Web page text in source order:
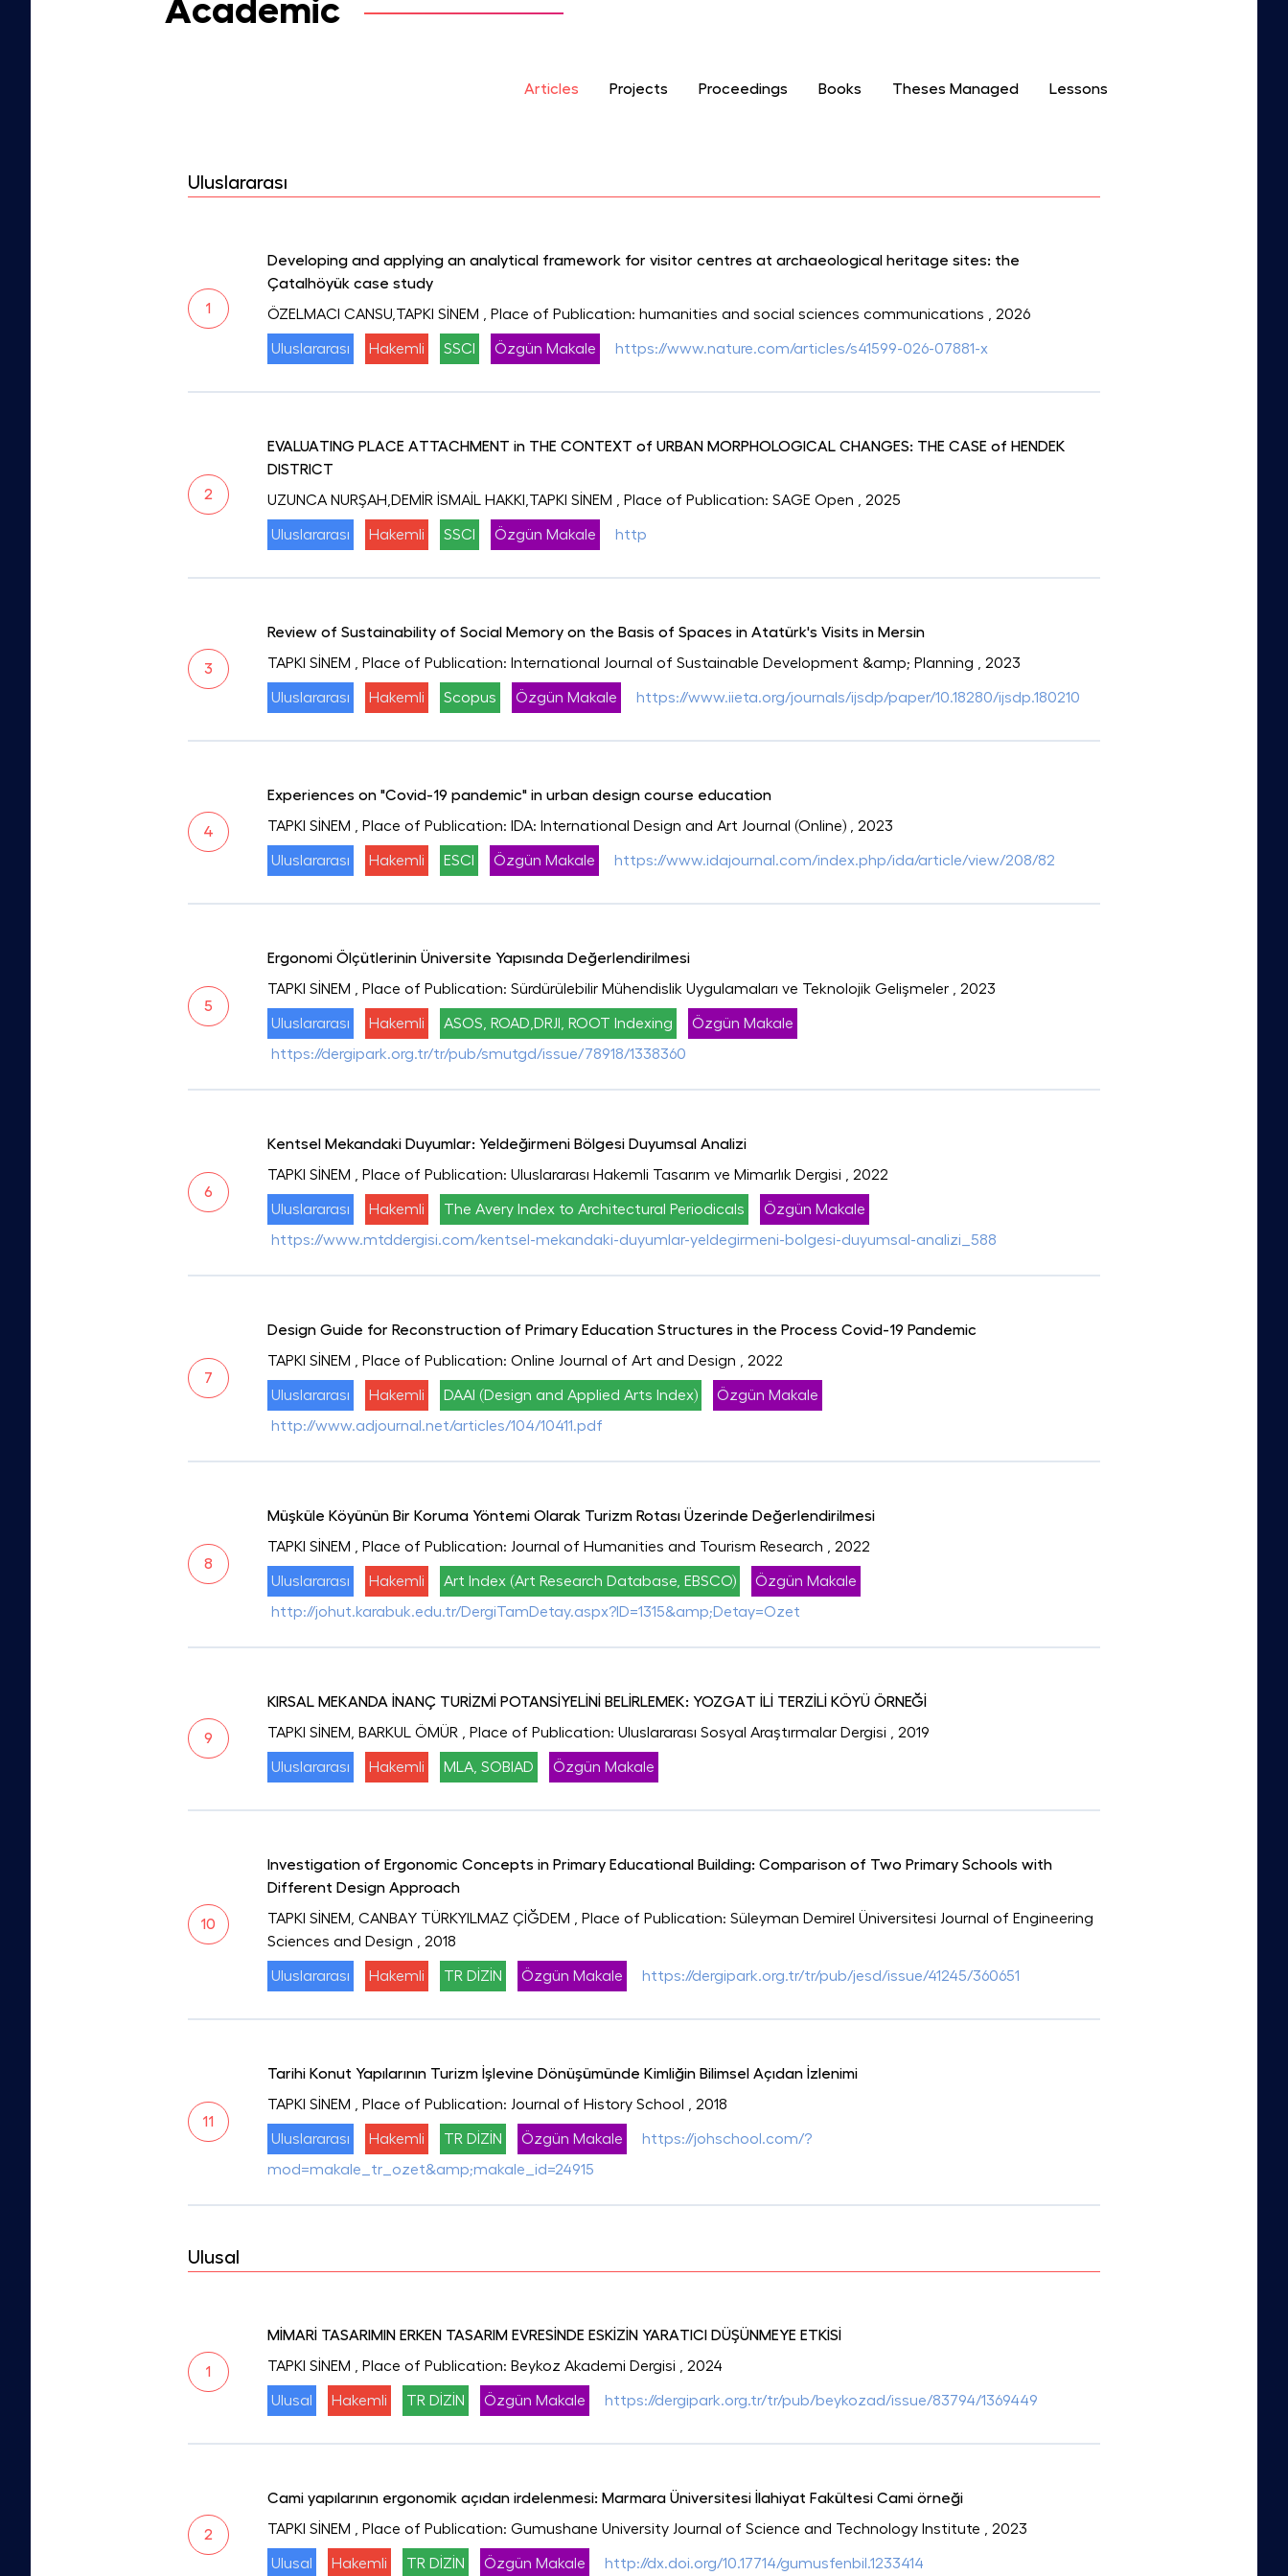
Academic
Articles Projects Proceedings Books Theses Managed Lessons
Uluslararası
1
Developing and applying an analytical framework for visitor centres at archaeological heritage sites: the
Çatalhöyük case study
ÖZELMACI CANSU,TAPKI SİNEM
, Place of Publication: humanities and social sciences communications , 2026
Uluslararası Hakemli SSCI Özgün Makale https://www.nature.com/articles/s41599-026-07881-x
2
EVALUATING PLACE ATTACHMENT in THE CONTEXT of URBAN MORPHOLOGICAL CHANGES: THE CASE of HENDEK
DISTRICT
UZUNCA NURŞAH,DEMİR İSMAİL HAKKI,TAPKI SİNEM
, Place of Publication: SAGE Open , 2025
Uluslararası Hakemli SSCI Özgün Makale http
3
Review of Sustainability of Social Memory on the Basis of Spaces in Atatürk's Visits in Mersin
TAPKI SİNEM
, Place of Publication: International Journal of Sustainable Development &amp; Planning , 2023
Uluslararası Hakemli Scopus Özgün Makale https://www.iieta.org/journals/ijsdp/paper/10.18280/ijsdp.180210
4
Experiences on "Covid-19 pandemic" in urban design course education
TAPKI SİNEM
, Place of Publication: IDA: International Design and Art Journal (Online) , 2023
Uluslararası Hakemli ESCI Özgün Makale https://www.idajournal.com/index.php/ida/article/view/208/82
5
Ergonomi Ölçütlerinin Üniversite Yapısında Değerlendirilmesi
TAPKI SİNEM
, Place of Publication: Sürdürülebilir Mühendislik Uygulamaları ve Teknolojik Gelişmeler , 2023
Uluslararası Hakemli ASOS, ROAD,DRJI, ROOT Indexing
Özgün Makale
https://dergipark.org.tr/tr/pub/smutgd/issue/78918/1338360
6
Kentsel Mekandaki Duyumlar: Yeldeğirmeni Bölgesi Duyumsal Analizi
TAPKI SİNEM
, Place of Publication: Uluslararası Hakemli Tasarım ve Mimarlık Dergisi , 2022
Uluslararası Hakemli The Avery Index to Architectural Periodicals
Özgün Makale
https://www.mtddergisi.com/kentsel-mekandaki-duyumlar-yeldegirmeni-bolgesi-duyumsal-analizi_588
7
Design Guide for Reconstruction of Primary Education Structures in the Process Covid-19 Pandemic
TAPKI SİNEM
, Place of Publication: Online Journal of Art and Design , 2022
Uluslararası Hakemli DAAI (Design and Applied Arts Index)
Özgün Makale
http://www.adjournal.net/articles/104/10411.pdf
8
Müşküle Köyünün Bir Koruma Yöntemi Olarak Turizm Rotası Üzerinde Değerlendirilmesi
TAPKI SİNEM
, Place of Publication: Journal of Humanities and Tourism Research , 2022
Uluslararası Hakemli Art Index (Art Research Database, EBSCO)
Özgün Makale
http://johut.karabuk.edu.tr/DergiTamDetay.aspx?ID=1315&amp;Detay=Ozet
9
KIRSAL MEKANDA İNANÇ TURİZMİ POTANSİYELİNİ BELİRLEMEK: YOZGAT İLİ TERZİLİ KÖYÜ ÖRNEĞİ
TAPKI SİNEM, BARKUL ÖMÜR
, Place of Publication: Uluslararası Sosyal Araştırmalar Dergisi , 2019
Uluslararası Hakemli MLA, SOBIAD Özgün Makale
10
Investigation of Ergonomic Concepts in Primary Educational Building: Comparison of Two Primary Schools with
Different Design Approach
TAPKI SİNEM, CANBAY TÜRKYILMAZ ÇİĞDEM
, Place of Publication: Süleyman Demirel Üniversitesi Journal of Engineering
Sciences and Design
, 2018
Uluslararası Hakemli TR DİZİN Özgün Makale https://dergipark.org.tr/tr/pub/jesd/issue/41245/360651
11
Tarihi Konut Yapılarının Turizm İşlevine Dönüşümünde Kimliğin Bilimsel Açıdan İzlenimi
TAPKI SİNEM
, Place of Publication: Journal of History School , 2018
Uluslararası Hakemli TR DİZİN Özgün Makale
https://johschool.com/?
mod=makale_tr_ozet&amp;makale_id=24915
Ulusal
1
MİMARİ TASARIMIN ERKEN TASARIM EVRESİNDE ESKİZİN YARATICI DÜŞÜNMEYE ETKİSİ
TAPKI SİNEM
, Place of Publication: Beykoz Akademi Dergisi , 2024
Ulusal Hakemli TR DİZİN Özgün Makale https://dergipark.org.tr/tr/pub/beykozad/issue/83794/1369449
2
Cami yapılarının ergonomik açıdan irdelenmesi: Marmara Üniversitesi İlahiyat Fakültesi Cami örneği
TAPKI SİNEM
, Place of Publication: Gumushane University Journal of Science and Technology Institute , 2023
Ulusal Hakemli TR DİZİN Özgün Makale http://dx.doi.org/10.17714/gumusfenbil.1233414